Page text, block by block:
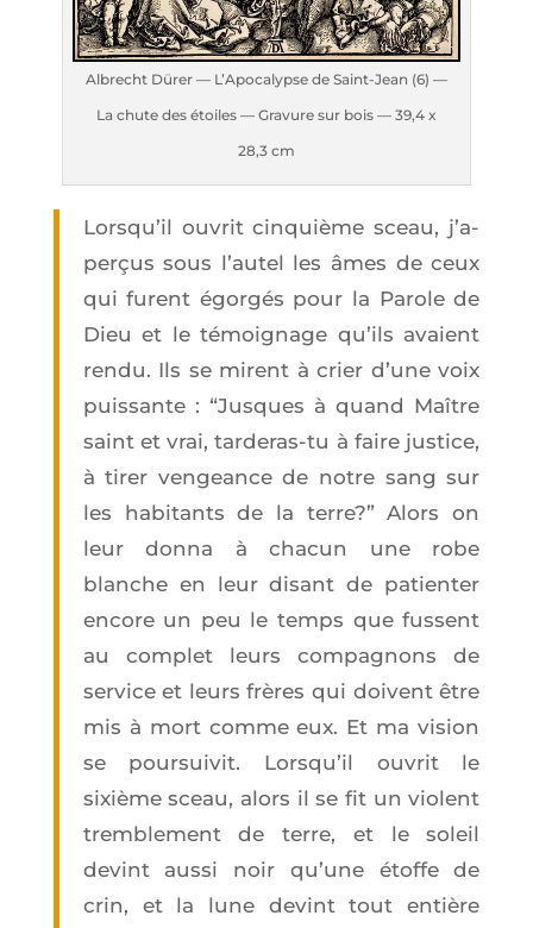
Albrecht Dürer — L’A­po­ca­lypse de Saint-Jean (6) —
La chute des étoiles — Gra­vure sur bois — 39,4 x
28,3 cm
Lors­qu’il ouvrit cin­quième sceau, j’a­
per­çus sous l’au­tel les âmes de ceux
qui furent égor­gés pour la Parole de
Dieu et le témoi­gnage qu’ils avaient
ren­du. Ils se mirent à crier d’une voix
puis­sante : “Jusques à quand Maître
saint et vrai, tar­de­ras-tu à faire jus­tice,
à tirer ven­geance de notre sang sur
les habi­tants de la terre?” Alors on
leur don­na à cha­cun une robe
blanche en leur disant de patien­ter
encore un peu le temps que fussent
au com­plet leurs com­pa­gnons de
ser­vice et leurs frères qui doivent être
mis à mort comme eux. Et ma vision
se pour­sui­vit. Lors­qu’il ouvrit le
sixième sceau, alors il se fit un violent
trem­ble­ment de terre, et le soleil
devint aus­si noir qu’une étoffe de
crin, et la lune devint tout entière